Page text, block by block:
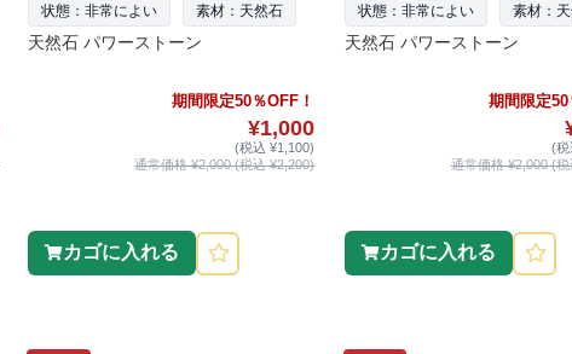
状態：非常によい 素材：天然石
天然石 パワーストーン
期間限定50％OFF！
¥1,000
(税込 ¥1,100)
通常価格 ¥2,000 (税込 ¥2,200)
カゴに入れる
状態：非常によい 素材：
天然石 パワーストーン
期間限定50
(税
通常価格 ¥2,000 (
カゴに入れる